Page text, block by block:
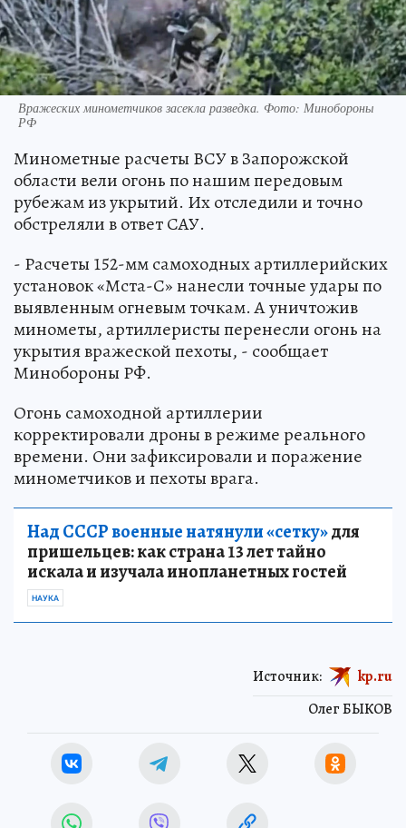
Вражеских минометчиков засекла разведка. Фото: Минобороны
РФ
Минометные расчеты ВСУ в Запорожской
области вели огонь по нашим передовым
рубежам из укрытий. Их отследили и точно
обстреляли в ответ САУ.
- Расчеты 152-мм самоходных артиллерийских
установок «Мста-С» нанесли точные удары по
выявленным огневым точкам. А уничтожив
минометы, артиллеристы перенесли огонь на
укрытия вражеской пехоты, - сообщает
Минобороны РФ.
Огонь самоходной артиллерии
корректировали дроны в режиме реального
времени. Они зафиксировали и поражение
минометчиков и пехоты врага.
Над СССР военные натянули «сетку»для
пришельцев: как страна 13 лет тайно
искала и изучала инопланетных гостей
НАУКА
Олег БЫКОВ
Источник: kp.ru